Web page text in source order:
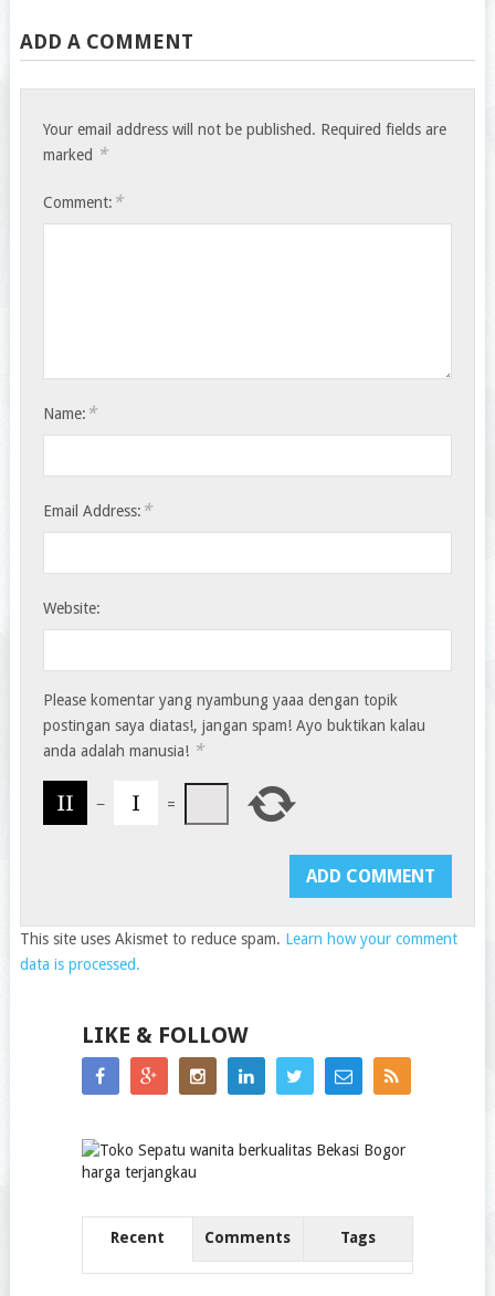
ADD A COMMENT
Your email address will not be published. Required fields are
marked *
Comment: *
Name: *
Email Address: *
Website:
Please komentar yang nyambung yaaa dengan topik
postingan saya diatas!, jangan spam! Ayo buktikan kalau
anda adalah manusia! *
− =
This site uses Akismet to reduce spam. Learn how your comment
data is processed.
LIKE & FOLLOW
Recent Comments Tags